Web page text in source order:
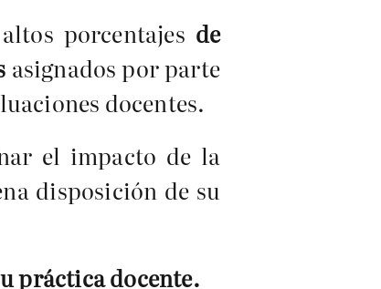
porcentajes de
asignados por parte
docentes.
el impacto de la
disposición de su
práctica docente.